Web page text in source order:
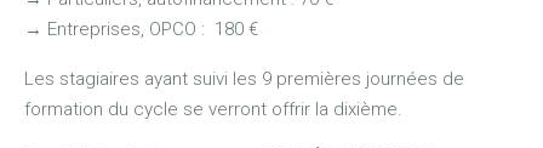
→ Entreprises, OPCO : 180 €
Les stagiaires ayant suivi les 9 premières journées de
formation du cycle se verront offrir la dixième.